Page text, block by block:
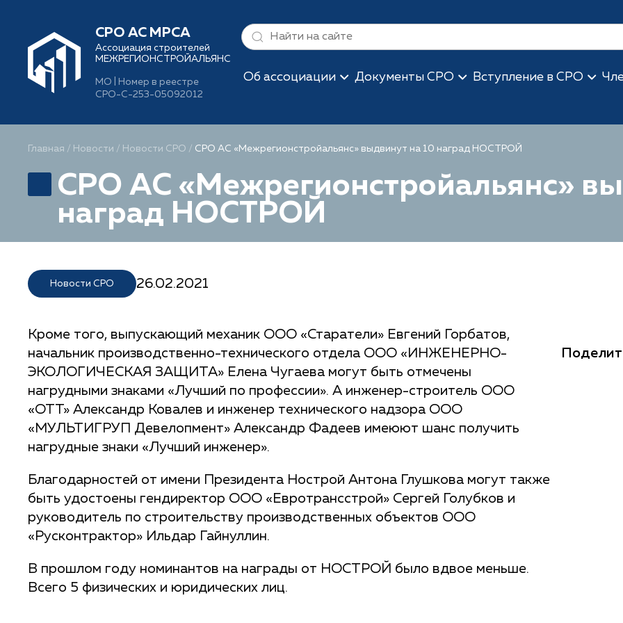
СРО АС МРСА
Ассоциация строителей
МЕЖРЕГИОНСТРОЙАЛЬЯНС
МО | Номер в реестре
СРО-С-253-05092012
Об ассоциации Документы СРО Вступление в СРО
Главная / Новости / Новости СРО / СРО АС «Межрегионстройальянс» выдвинут на 10 наград НОСТРОЙ
СРО АС «Межрегионстройальянс»
наград НОСТРОЙ
Новости СРО 26.02.2021
Кроме того, выпускающий механик ООО «Старатели» Евгений Горбатов,
начальник производственно-технического отдела ООО «ИНЖЕНЕРНО-
ЭКОЛОГИЧЕСКАЯ ЗАЩИТА» Елена Чугаева могут быть отмечены
нагрудными знаками «Лучший по профессии». А инженер-строитель ООО
«ОТТ» Александр Ковалев и инженер технического надзора ООО
«МУЛЬТИГРУП Девелопмент» Александр Фадеев имеюют шанс получить
нагрудные знаки «Лучший инженер».
Благодарностей от имени Президента Нострой Антона Глушкова могут также
быть удостоены гендиректор ООО «Евротрансстрой» Сергей Голубков и
руководитель по строительству производственных объектов ООО
«Русконтрактор» Ильдар Гайнуллин.
В прошлом году номинантов на награды от НОСТРОЙ было вдвое меньше.
Всего 5 физических и юридических лиц.